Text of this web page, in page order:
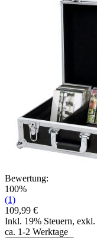
Bewertung:
100%
(1)
109,99 €
Inkl. 19% Steuern, exkl.
ca. 1-2 Werktage